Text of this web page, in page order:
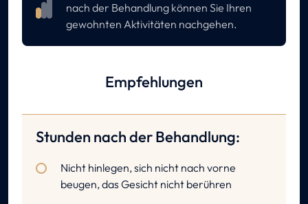
nach der Behandlung können Sie Ihren
gewohnten Aktivitäten nachgehen.
Empfehlungen
Stunden nach der Behandlung:
Nicht hinlegen, sich nicht nach vorne
beugen, das Gesicht nicht berühren